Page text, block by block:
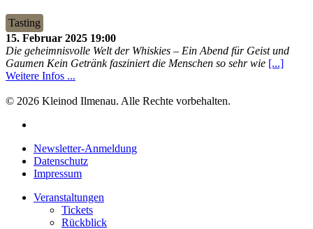
Tasting
15. Februar 2025 19:00
Die geheimnisvolle Welt der Whiskies – Ein Abend für Geist und
Gaumen Kein Getränk fasziniert die Menschen so sehr wie [...]
Weitere Infos ...
© 2026 Kleinod Ilmenau. Alle Rechte vorbehalten.
Newsletter-Anmeldung
Datenschutz
Impressum
Veranstaltungen
Tickets
Rückblick